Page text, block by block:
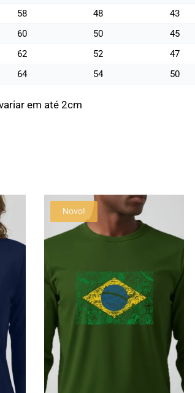
58 48 43
60 50 45
62 52 47
64 54 50
em até 2cm
Novo!